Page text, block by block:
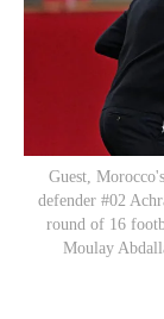
Guest,
defender #02
round of 16
Moulay